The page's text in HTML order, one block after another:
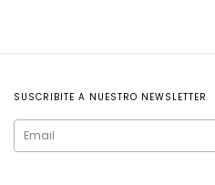
SUSCRIBITE A NUESTRO NEWSLETTER